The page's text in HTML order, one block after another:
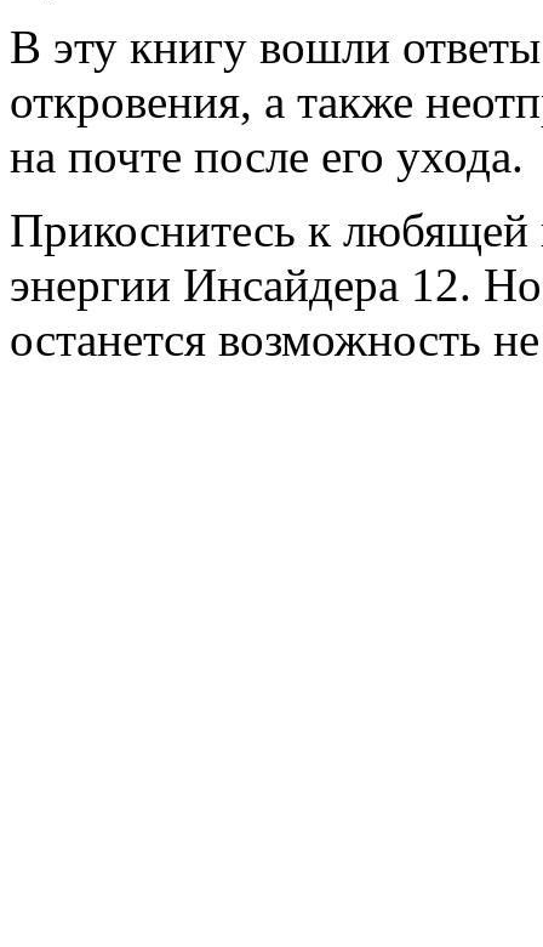
В эту книгу вошли
откровения, а также
на почте после его ухода.
Прикоснитесь к
энергии Инсайдера 12.
останется возможность